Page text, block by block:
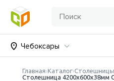
Чебоксары
Главная Каталог Столешницы
Столешница